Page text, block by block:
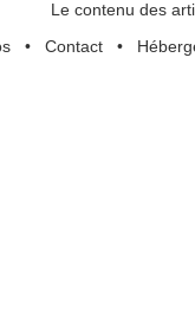
Le contenu des
• Contact•